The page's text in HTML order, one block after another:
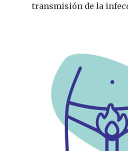
transmisión de la